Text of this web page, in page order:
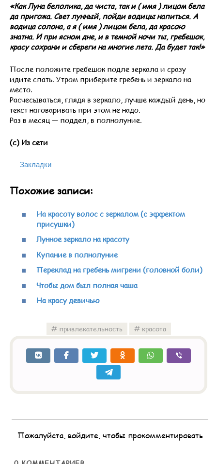
«Как Луна белолика, да чиста, так и ( имя ) лицом бела
да пригожа. Свет лунный, пойди водицы напиться. А
водица солона, а я ( имя ) лицом бела, да красою
знатна. И при ясном дне, и в темной ночи ты, гребешок,
красу сохрани и сбереги на многие лета. Да будет так!»
После положите гребешок подле зеркала и сразу
идите спать. Утром приберите гребень и зеркало на
место.
Расчесываться, глядя в зеркало, лучше каждый день, но
текст наговаривать при этом не надо.
Раз в месяц — поддел, в полнолуние.
(с) Из сети
Закладки
Похожие записи:
На красоту волос с зеркалом (с эффектом
присушки)
Лунное зеркало на красоту
Купание в полнолуние
Переклад на гребень мигрени (головной боли)
Чтобы дом был полная чаша
На красу девичью
привлекательность красота
Пожалуйста, войдите, чтобы прокомментировать